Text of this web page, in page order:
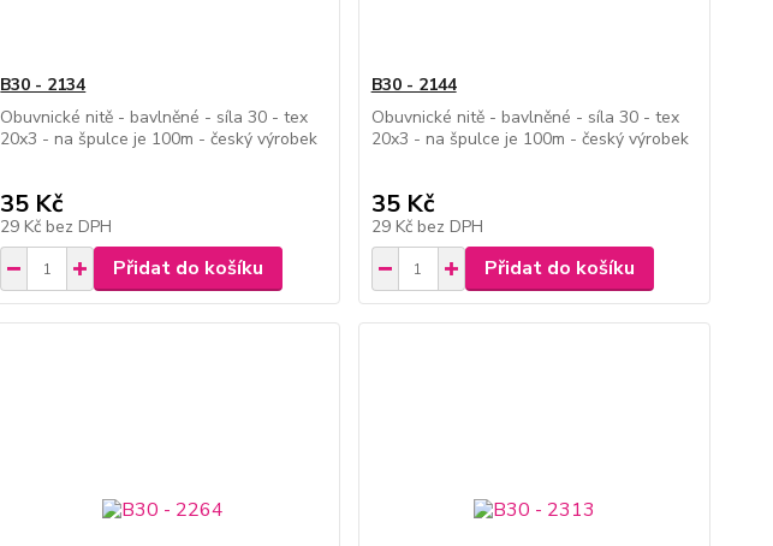
B30 - 2134
Obuvnické nitě - bavlněné - síla 30 - tex
20x3 - na špulce je 100m - český výrobek
35 Kč
29 Kč bez DPH
Přidat do košíku
B30 - 2144
Obuvnické nitě - bavlněné - síla 30 - tex
20x3 - na špulce je 100m - český výrobek
35 Kč
29 Kč bez DPH
Přidat do košíku